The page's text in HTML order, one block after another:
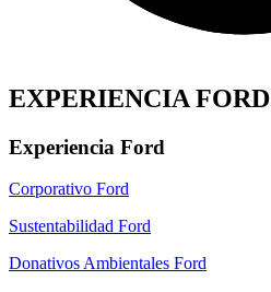
EXPERIENCIA FORD
Experiencia Ford
Corporativo Ford
Sustentabilidad Ford
Donativos Ambientales Ford